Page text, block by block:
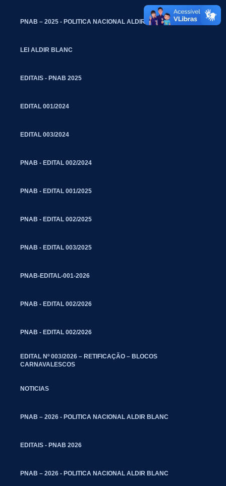
PNAB – 2025 - POLITICA NACIONAL ALDIR BLANC
LEI ALDIR BLANC
EDITAIS - PNAB 2025
EDITAL 001/2024
EDITAL 003/2024
PNAB - EDITAL 002/2024
PNAB - EDITAL 001/2025
PNAB - EDITAL 002/2025
PNAB - EDITAL 003/2025
PNAB-EDITAL-001-2026
PNAB - EDITAL 002/2026
PNAB - EDITAL 002/2026
EDITAL Nº 003/2026 – RETIFICAÇÃO – BLOCOS
CARNAVALESCOS
NOTICIAS
PNAB – 2026 - POLITICA NACIONAL ALDIR BLANC
EDITAIS - PNAB 2026
PNAB – 2026 - POLITICA NACIONAL ALDIR BLANC